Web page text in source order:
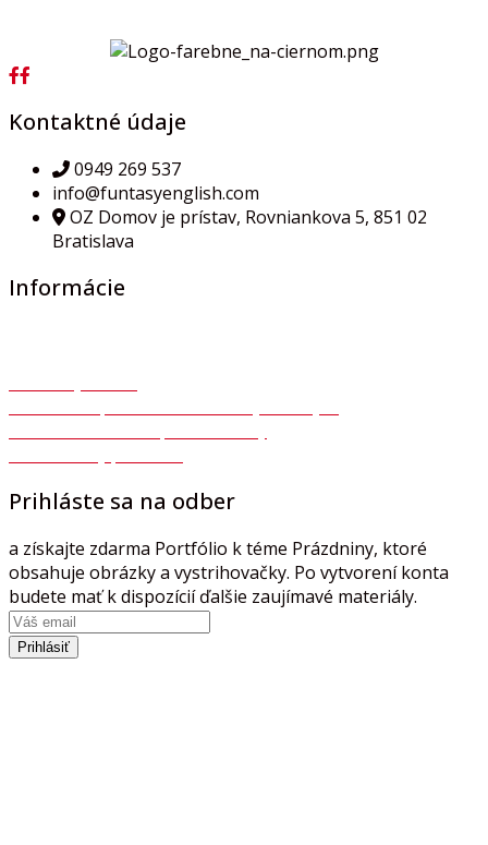
Kontaktné údaje
0949 269 537
info@funtasyenglish.com
OZ Domov je prístav, Rovniankova 5, 851 02
Bratislava
Informácie
Prihláste sa na odber
a získajte zdarma Portfólio k téme Prázdniny, ktoré
obsahuje obrázky a vystrihovačky. Po vytvorení konta
budete mať k dispozícií ďalšie zaujímavé materiály.